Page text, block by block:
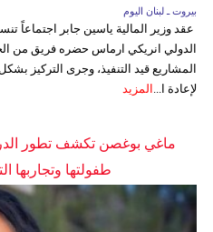
بيروت ـ لبنان اليوم
عقد وزير المالية ياسين جابر اجتماعاً
الدولي انريكي ارماس حضره فريق من
لإعادة ا... المزيد
ماغي بوغصن تكشف تطور
طفولتها وتجاربها